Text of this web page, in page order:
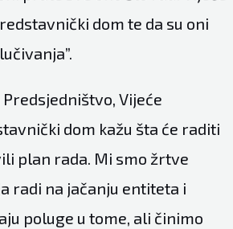
dom te da su oni
Predsjedništvo, Vijeće
dom kažu šta će raditi
plan rada. Mi smo žrtve
radi na jačanju entiteta i
poluge u tome, ali činimo